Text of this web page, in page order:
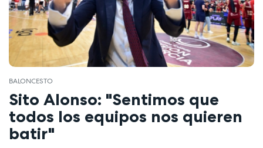
BALONCESTO
Sito Alonso: "Sentimos que
todos los equipos nos quieren
batir"